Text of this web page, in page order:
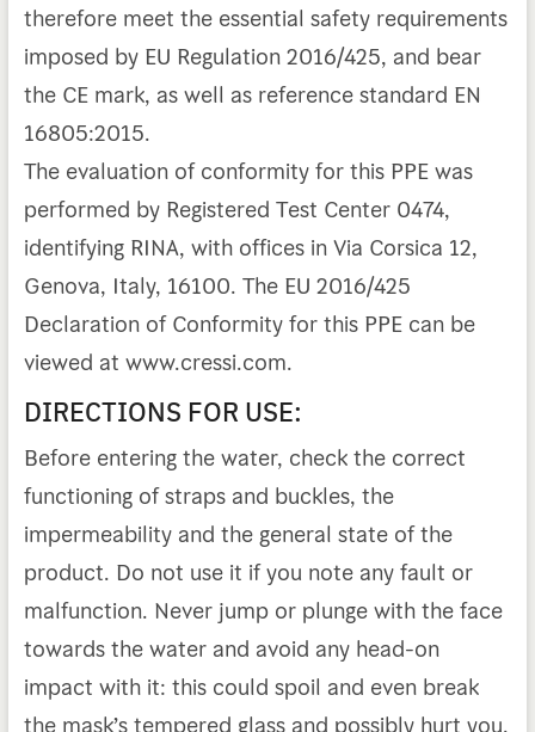
therefore meet the essential safety requirements
imposed by EU Regulation 2016/425, and bear
the CE mark, as well as reference standard EN
16805:2015.
The evaluation of conformity for this PPE was
performed by Registered Test Center 0474,
identifying RINA, with offices in Via Corsica 12,
Genova, Italy, 16100. The EU 2016/425
Declaration of Conformity for this PPE can be
viewed at www.cressi.com.
DIRECTIONS FOR USE:
Before entering the water, check the correct
functioning of straps and buckles, the
impermeability and the general state of the
product. Do not use it if you note any fault or
malfunction. Never jump or plunge with the face
towards the water and avoid any head-on
impact with it: this could spoil and even break